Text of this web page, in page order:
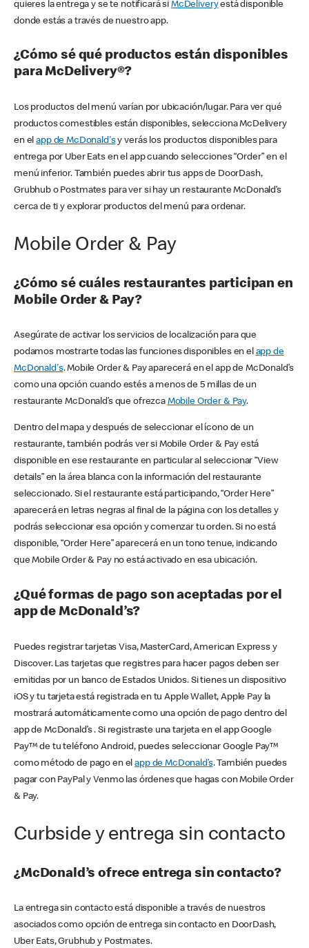
quieres la entrega y se te notificará si McDeliveryestá disponible
donde estás a través de nuestro app.
¿Cómo sé qué productos están disponibles
para McDelivery®?
Los productos del menú varían por ubicación/lugar. Para ver qué
productos comestibles están disponibles, selecciona McDelivery
en elapp de McDonald'sy verás los productos disponibles para
entrega por Uber Eats en el app cuando selecciones “Order” en el
menú inferior. También puedes abrir tus apps de DoorDash,
Grubhub o Postmates para ver si hay un restaurante McDonald’s
cerca de ti y explorar productos del menú para ordenar.
Mobile Order & Pay
¿Cómo sé cuáles restaurantes participan en
Mobile Order & Pay?
Asegúrate de activar los servicios de localización para que
podamos mostrarte todas las funciones disponibles en el app de
McDonald's. Mobile Order & Pay aparecerá en el app de McDonald’s
como una opción cuando estés a menos de 5 millas de un
restaurante McDonald’s que ofrezca Mobile Order & Pay.
Dentro del mapa y después de seleccionar el ícono de un
restaurante, también podrás ver si Mobile Order & Pay está
disponible en ese restaurante en particular al seleccionar “View
details” en la área blanca con la información del restaurante
seleccionado. Si el restaurante está participando, “Order Here”
aparecerá en letras negras al final de la página con los detalles y
podrás seleccionar esa opción y comenzar tu orden. Si no está
disponible, “Order Here” aparecerá en un tono tenue, indicando
que Mobile Order & Pay no está activado en esa ubicación.
¿Qué formas de pago son aceptadas por el
app de McDonald’s?
Puedes registrar tarjetas Visa, MasterCard, American Express y
Discover. Las tarjetas que registres para hacer pagos deben ser
emitidas por un banco de Estados Unidos. Si tienes un dispositivo
iOS y tu tarjeta está registrada en tu Apple Wallet, Apple Pay la
mostrará automáticamente como una opción de pago dentro del
app de McDonald’s . Si registraste una tarjeta en el app Google
Pay™ de tu teléfono Android, puedes seleccionar Google Pay™
como método de pago en elapp de McDonald’s. También puedes
pagar con PayPal y Venmo las órdenes que hagas con Mobile Order
& Pay.
Curbside y entrega sin contacto
¿McDonald’s ofrece entrega sin contacto?
La entrega sin contacto está disponible a través de nuestros
asociados como opción de entrega sin contacto en DoorDash,
Uber Eats, Grubhub y Postmates.